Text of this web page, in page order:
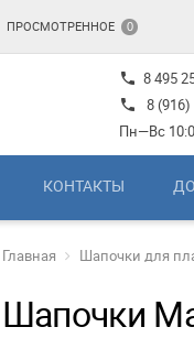
ПРОСМОТРЕННОЕ 0
phone 8 495
phone
8 (916)
Пн—Вс
КОНТАКТЫ
Главная Шапочки для
Шапочки